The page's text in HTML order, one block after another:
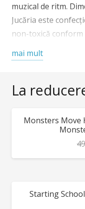
muzical de ritm.
Jucăria este
non-toxică
recomandată: + 1
copilului de către
mai mult
La
REDUCERI!
Monsters Move
REDUCERI!
Starting